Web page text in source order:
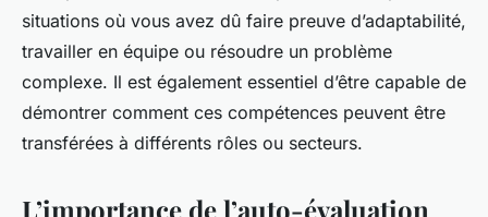
situations où vous avez dû faire preuve d’adaptabilité,
travailler en équipe ou résoudre un problème
complexe. Il est également essentiel d’être capable de
démontrer comment ces compétences peuvent être
transférées à différents rôles ou secteurs.
L’importance de l’auto-évaluation